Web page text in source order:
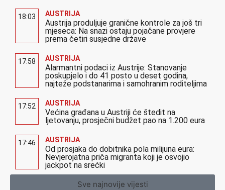
18:03 AUSTRIJA
Austrija produljuje granične kontrole za još tri
mjeseca: Na snazi ostaju pojačane provjere
prema četiri susjedne države
17:58 AUSTRIJA
Alarmantni podaci iz Austrije: Stanovanje
poskupjelo i do 41 posto u deset godina,
najteže podstanarima i samohranim roditeljima
17:52 AUSTRIJA
Većina građana u Austriji će štedit na
ljetovanju, prosječni budžet pao na 1.200 eura
17:46 AUSTRIJA
Od prosjaka do dobitnika pola milijuna eura:
Nevjerojatna priča migranta koji je osvojio
jackpot na srećki
Sve najnovije vijesti